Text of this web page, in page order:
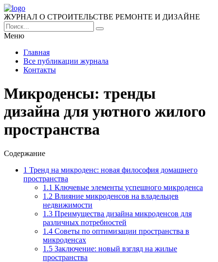
ЖУРНАЛ О СТРОИТЕЛЬСТВЕ РЕМОНТЕ И ДИЗАЙНЕ
Меню
Главная
Все публикации журнала
Контакты
Микроденсы: тренды
дизайна для уютного жилого
пространства
Содержание
1 Тренд на микроденс: новая философия домашнего
пространства
1.1 Ключевые элементы успешного микроденса
1.2 Влияние микроденсов на владельцев
недвижимости
1.3 Преимущества дизайна микроденсов для
различных потребностей
1.4 Советы по оптимизации пространства в
микроденсах
1.5 Заключение: новый взгляд на жилые
пространства